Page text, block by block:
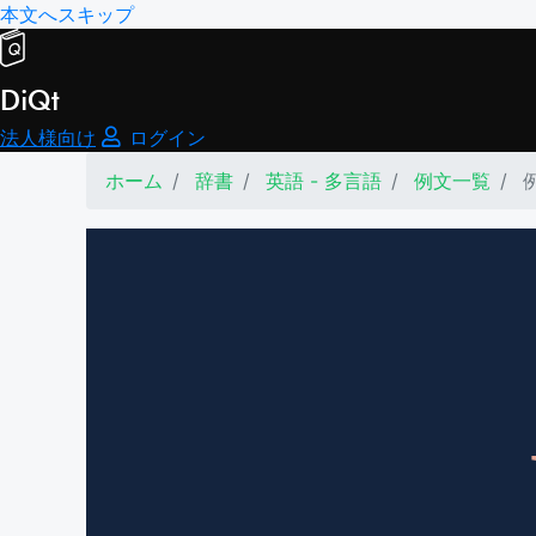
本文へスキップ
DiQt
法人様向け
ログイン
ホーム
辞書 英語 - 多言語 例文一覧